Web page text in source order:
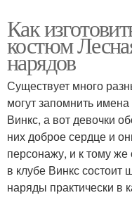
Как
костюм
нарядов
Существует много
могут запомнить
Винкс, а вот девочки
них доброе сердце и
персонажу, и к тому же
в клубе Винкс
наряды практически в